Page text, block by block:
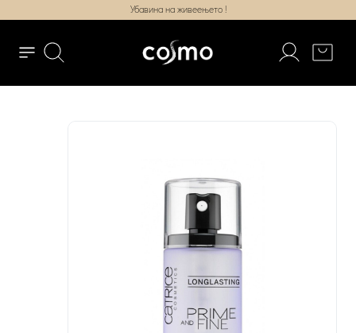
Убавина на живеењето !